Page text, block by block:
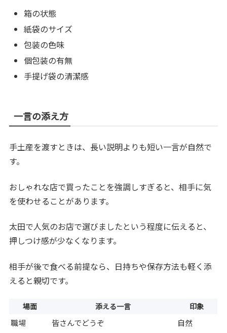
箱の状態
紙袋のサイズ
包装の色味
個包装の有無
手提げ袋の清潔感
一言の添え方
手土産を渡すときは、長い説明よりも短い一言が自然で
す。
おしゃれな店で買ったことを強調しすぎると、相手に気
を使わせることがあります。
太田で人気のお店で選びましたという程度に伝えると、
押しつけ感が少なくなります。
相手が後で食べる前提なら、日持ちや保存方法も軽く添
えると親切です。
場面 添える一言 印象
職場 皆さんでどうぞ
自然